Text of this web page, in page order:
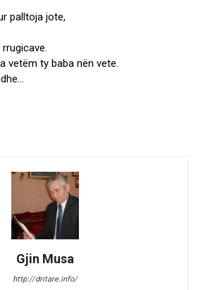
palltoja jote,
vetëm ty baba nën vete.
Gjin Musa
http://dritare.info/